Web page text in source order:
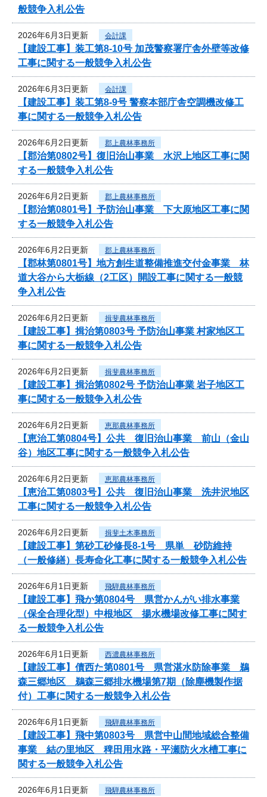
般競争入札公告
2026年6月3日更新 会計課
【建設工事】装工第8-10号 加茂警察署庁舎外壁等改修
工事に関する一般競争入札公告
2026年6月3日更新 会計課
【建設工事】装工第8-9号 警察本部庁舎空調機改修工
事に関する一般競争入札公告
2026年6月2日更新 郡上農林事務所
【郡治第0802号】復旧治山事業 水沢上地区工事に関
する一般競争入札公告
2026年6月2日更新 郡上農林事務所
【郡治第0801号】予防治山事業 下大原地区工事に関
する一般競争入札公告
2026年6月2日更新 郡上農林事務所
【郡林第0801号】地方創生道整備推進交付金事業 林
道大谷から大栃線（2工区）開設工事に関する一般競
争入札公告
2026年6月2日更新 揖斐農林事務所
【建設工事】揖治第0803号 予防治山事業 村家地区工
事に関する一般競争入札公告
2026年6月2日更新 揖斐農林事務所
【建設工事】揖治第0802号 予防治山事業 岩子地区工
事に関する一般競争入札公告
2026年6月2日更新 恵那農林事務所
【恵治工第0804号】公共 復旧治山事業 前山（金山
谷）地区工事に関する一般競争入札公告
2026年6月2日更新 恵那農林事務所
【恵治工第0803号】公共 復旧治山事業 洗井沢地区
工事に関する一般競争入札公告
2026年6月2日更新 揖斐土木事務所
【建設工事】第砂工砂修長8-1号 県単 砂防維持
（一般修繕）長寿命化工事に関する一般競争入札公告
2026年6月1日更新 飛騨農林事務所
【建設工事】飛か第0804号 県営かんがい排水事業
（保全合理化型）中根地区 揚水機場改修工事に関す
る一般競争入札公告
2026年6月1日更新 西濃農林事務所
【建設工事】債西た第0801号 県営湛水防除事業 鵜
森三郷地区 鵜森三郷排水機場第7期（除塵機製作据
付）工事に関する一般競争入札公告
2026年6月1日更新 飛騨農林事務所
【建設工事】飛中第0803号 県営中山間地域総合整備
事業 結の里地区 稗田用水路・平瀬防火水槽工事に
関する一般競争入札公告
2026年6月1日更新 飛騨農林事務所